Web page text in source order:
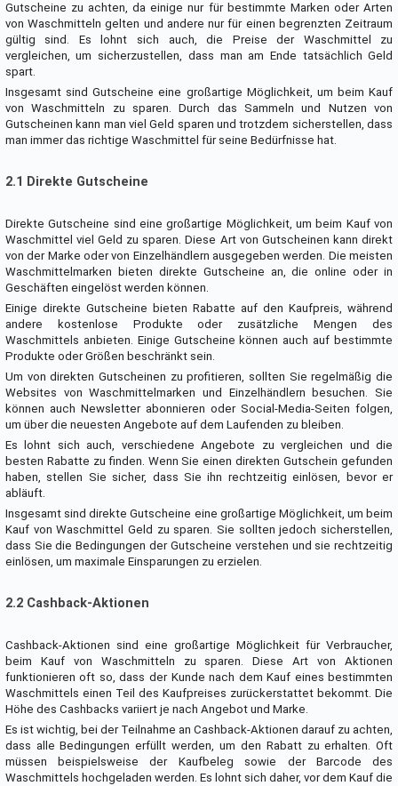
Gutscheine zu achten, da einige nur für bestimmte Marken oder Arten
von Waschmitteln gelten und andere nur für einen begrenzten Zeitraum
gültig sind. Es lohnt sich auch, die Preise der Waschmittel zu
vergleichen, um sicherzustellen, dass man am Ende tatsächlich Geld
spart.
Insgesamt sind Gutscheine eine großartige Möglichkeit, um beim Kauf
von Waschmitteln zu sparen. Durch das Sammeln und Nutzen von
Gutscheinen kann man viel Geld sparen und trotzdem sicherstellen, dass
man immer das richtige Waschmittel für seine Bedürfnisse hat.
2.1 Direkte Gutscheine
Direkte Gutscheine sind eine großartige Möglichkeit, um beim Kauf von
Waschmittel viel Geld zu sparen. Diese Art von Gutscheinen kann direkt
von der Marke oder von Einzelhändlern ausgegeben werden. Die meisten
Waschmittelmarken bieten direkte Gutscheine an, die online oder in
Geschäften eingelöst werden können.
Einige direkte Gutscheine bieten Rabatte auf den Kaufpreis, während
andere kostenlose Produkte oder zusätzliche Mengen des
Waschmittels anbieten. Einige Gutscheine können auch auf bestimmte
Produkte oder Größen beschränkt sein.
Um von direkten Gutscheinen zu profitieren, sollten Sie regelmäßig die
Websites von Waschmittelmarken und Einzelhändlern besuchen. Sie
können auch Newsletter abonnieren oder Social-Media-Seiten folgen,
um über die neuesten Angebote auf dem Laufenden zu bleiben.
Es lohnt sich auch, verschiedene Angebote zu vergleichen und die
besten Rabatte zu finden. Wenn Sie einen direkten Gutschein gefunden
haben, stellen Sie sicher, dass Sie ihn rechtzeitig einlösen, bevor er
abläuft.
Insgesamt sind direkte Gutscheine eine großartige Möglichkeit, um beim
Kauf von Waschmittel Geld zu sparen. Sie sollten jedoch sicherstellen,
dass Sie die Bedingungen der Gutscheine verstehen und sie rechtzeitig
einlösen, um maximale Einsparungen zu erzielen.
2.2 Cashback-Aktionen
Cashback-Aktionen sind eine großartige Möglichkeit für Verbraucher,
beim Kauf von Waschmitteln zu sparen. Diese Art von Aktionen
funktionieren oft so, dass der Kunde nach dem Kauf eines bestimmten
Waschmittels einen Teil des Kaufpreises zurückerstattet bekommt. Die
Höhe des Cashbacks variiert je nach Angebot und Marke.
Es ist wichtig, bei der Teilnahme an Cashback-Aktionen darauf zu achten,
dass alle Bedingungen erfüllt werden, um den Rabatt zu erhalten. Oft
müssen beispielsweise der Kaufbeleg sowie der Barcode des
Waschmittels hochgeladen werden. Es lohnt sich daher, vor dem Kauf die